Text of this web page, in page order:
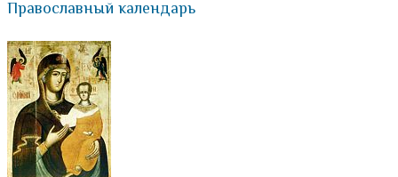
Православный календарь